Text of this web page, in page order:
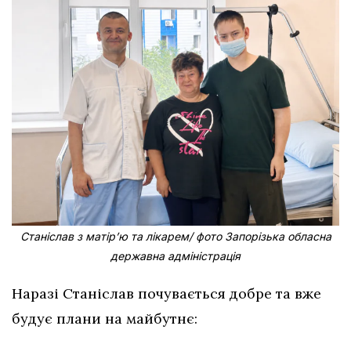
Станіслав з матірʼю та лікарем/ фото Запорізька обласна
державна адміністрація
Наразі Станіслав почувається добре та вже
будує плани на майбутнє: